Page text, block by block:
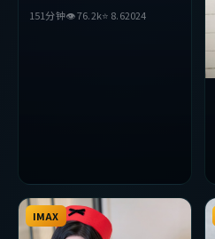
主演。影片在叙事与视听上力求
151分钟👁76.2k⭐ 8.62024
IMAX